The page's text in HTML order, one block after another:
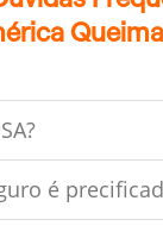
é